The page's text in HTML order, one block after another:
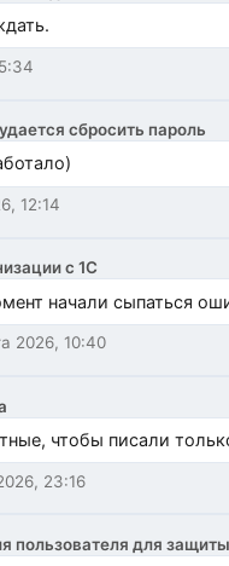
сбросить пароль
12:14
с 1С
начали сыпаться
2026, 10:40
чтобы писали
23:16
пользователя для